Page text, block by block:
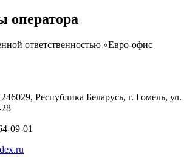
оператора
ответственностью «Евро-офис
Республика Беларусь, г. Гомель, ул.
09-01